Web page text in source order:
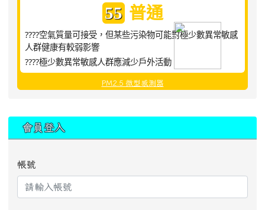
55 普通
????空氣質量可接受，但某些污染物可能對極少數異常敏感
人群健康有較弱影響
????極少數異常敏感人群應減少戶外活動
PM2.5 微型感測器
會員登入
帳號